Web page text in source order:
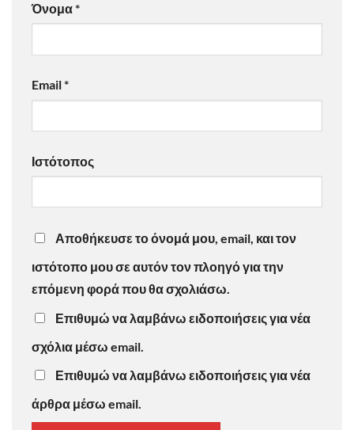
Όνομα*
Email*
Ιστότοπος
Αποθήκευσε το όνομά μου, email, και τον
ιστότοπο μου σε αυτόν τον πλοηγό για την
επόμενη φορά που θα σχολιάσω.
Επιθυμώ να λαμβάνω ειδοποιήσεις για νέα
σχόλια μέσω email.
Επιθυμώ να λαμβάνω ειδοποιήσεις για νέα
άρθρα μέσω email.